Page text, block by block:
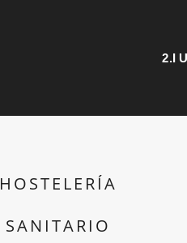
2.I
HOSTELERÍA
SANITARIO